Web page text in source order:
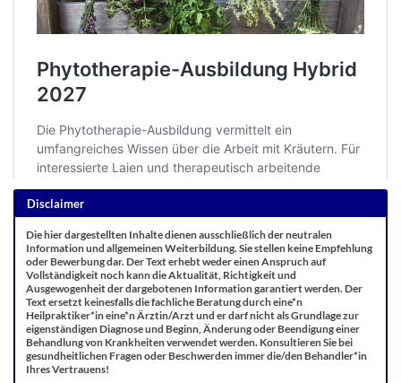
Disclaimer
Die hier dargestellten Inhalte dienen ausschließlich der neutralen
Information und allgemeinen Weiterbildung. Sie stellen keine Empfehlung
oder Bewerbung dar. Der Text erhebt weder einen Anspruch auf
Vollständigkeit noch kann die Aktualität, Richtigkeit und
Ausgewogenheit der dargebotenen Information garantiert werden. Der
Text ersetzt keinesfalls die fachliche Beratung durch eine*n
Heilpraktiker*in eine*n Ärztin/Arzt und er darf nicht als Grundlage zur
eigenständigen Diagnose und Beginn, Änderung oder Beendigung einer
Behandlung von Krankheiten verwendet werden. Konsultieren Sie bei
gesundheitlichen Fragen oder Beschwerden immer die/den Behandler*in
Ihres Vertrauens!